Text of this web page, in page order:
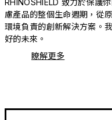
慮產品的整個生命週期，從
環境負責的創新解決方案。
好的未來。
瞭解更多